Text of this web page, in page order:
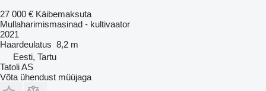
27 000 € Käibemaksuta
Mullaharimismasinad - kultivaator
2021
Haardeulatus 8,2 m
Eesti, Tartu
Tatoli AS
Võta ühendust müüjaga